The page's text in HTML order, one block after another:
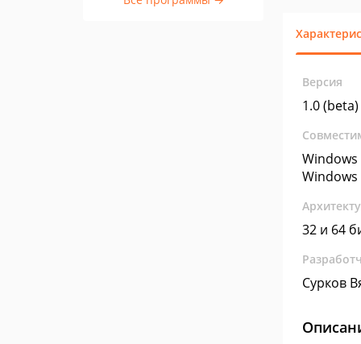
Версия
1.0 (beta)
Windows
Windows
32 и 64
Сурков